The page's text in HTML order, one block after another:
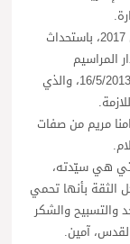
تنفيذ الفانون الصادر عن مجلس النواب في 7 أيلول 2017، باستحداث
المراسيم
التطبيقية في ضوء التعميم الحكومي الصادر في 16/5/2013، والذي
مريم من صفات
هي سيّدته،
الثقة بأنها تحمي
والتسبيح والشكر
آمين.